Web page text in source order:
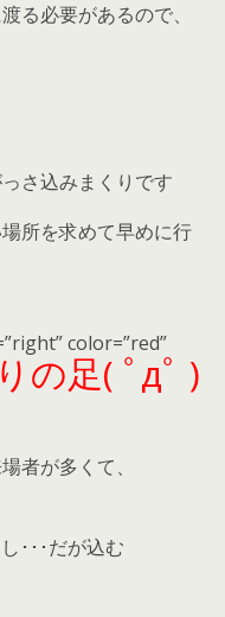
る必要があるので、
さ込みまくりです
所を求めて早めに行
color=”red”
の足( ﾟдﾟ )
者が多くて、
･･･だが込む